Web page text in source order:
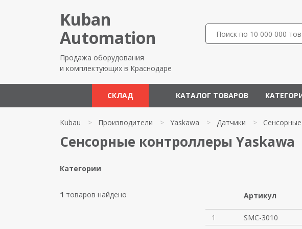
Kuban
Automation
Продажа оборудования
и комплектующих в Краснодаре
СКЛАД КАТАЛОГ ТОВАРОВ
Kubau > Производители > Yaskawa > Датчики >
Сенсорные контроллеры Yaskawa
Категории
1 товаров найдено Артикул
1 SMC-3010